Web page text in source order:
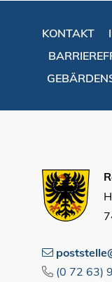
KONTAKT
(0 72 63) 9